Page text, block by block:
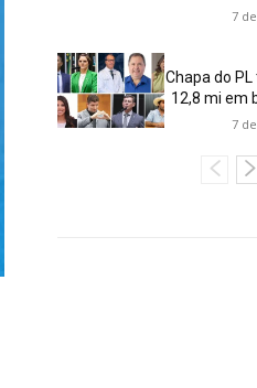
7
Chapa do
12,8 mi em
7